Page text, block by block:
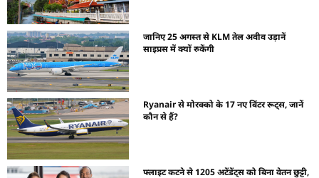
जानिए 25 अगस्त से KLM तेल अवीव उड़ानें
साइप्रस में क्यों रुकेंगी
Ryanair से मोरक्को के 17 नए विंटर रूट्स, जानें
कौन से हैं?
फ्लाइट कटने से 1205 अटेंडेंट्स को बिना वेतन छुट्टी,